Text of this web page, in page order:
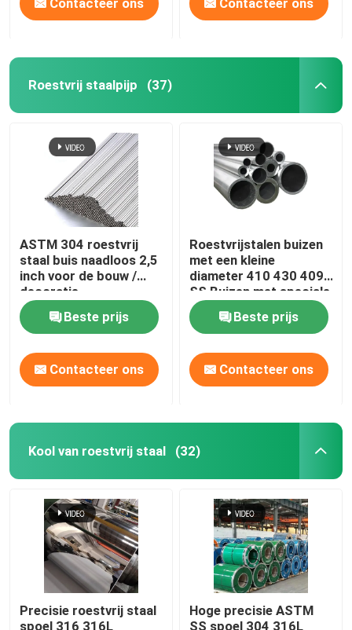
Vaste koperdraad
Ronde Koperpijp
Koperen plaat
De Rol van de koperstrook
Roestvrij staalpijp (37)
ASTM 304 roestvrij
staal buis naadloos 2,5
inch voor de bouw /
decoratie
Beste prijs
Contacteer ons
Roestvrijstalen buizen
met een kleine
diameter 410 430 409
SS Buizen met speciale
vorm
Beste prijs
Contacteer ons
Kool van roestvrij staal (32)
Precisie roestvrij staal
spoel 316 316L
Hoge precisie ASTM
SS spoel 304 316L